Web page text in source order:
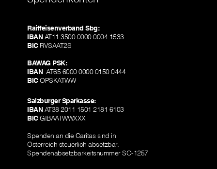
Raiffeisenverband Sbg:
IBANAT11 3500 0000 0004 1533
BICRVSAAT2S
BAWAG PSK:
IBANAT65 6000 0000 0150 0444
BICOPSKATWW
Salzburger Sparkasse:
IBANAT38 2011 1501 2181 6103
BICGIBAATWWXXX
Spenden an die Caritas sind in
Österreich steuerlich absetzbar.
Spendenabsetzbarkeitsnummer SO-1257